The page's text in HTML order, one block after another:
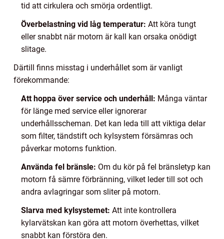
tid att cirkulera och smörja ordentligt.
Överbelastning vid låg temperatur: Att köra tungt
eller snabbt när motorn är kall kan orsaka onödigt
slitage.
Därtill finns misstag i underhållet som är vanligt
förekommande:
Att hoppa över service och underhåll: Många väntar
för länge med service eller ignorerar
underhållsscheman. Det kan leda till att viktiga delar
som filter, tändstift och kylsystem försämras och
påverkar motorns funktion.
Använda fel bränsle: Om du kör på fel bränsletyp kan
motorn få sämre förbränning, vilket leder till sot och
andra avlagringar som sliter på motorn.
Slarva med kylsystemet: Att inte kontrollera
kylarvätskan kan göra att motorn överhettas, vilket
snabbt kan förstöra den.